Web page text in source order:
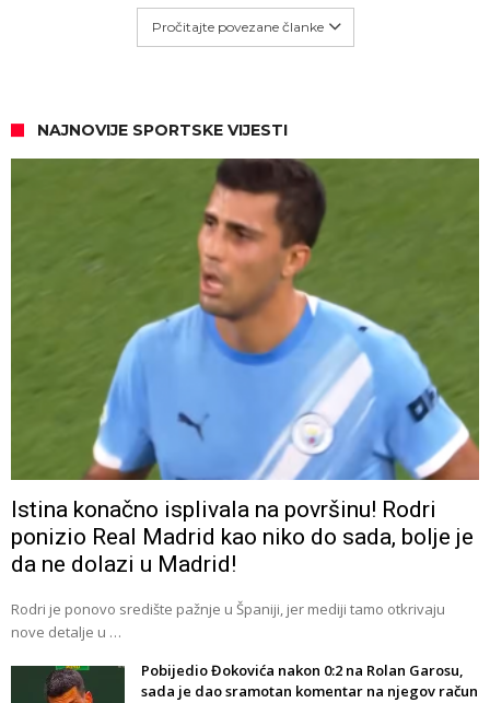
Pročitajte povezane članke
NAJNOVIJE SPORTSKE VIJESTI
Istina konačno isplivala na površinu! Rodri
ponizio Real Madrid kao niko do sada, bolje je
da ne dolazi u Madrid!
Rodri je ponovo središte pažnje u Španiji, jer mediji tamo otkrivaju
nove detalje u …
Pobijedio Đokovića nakon 0:2 na Rolan Garosu,
sada je dao sramotan komentar na njegov račun